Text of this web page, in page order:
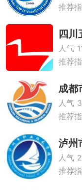
推荐
四川
人气
推荐
成都
人气
推荐
泸州
人气
推荐